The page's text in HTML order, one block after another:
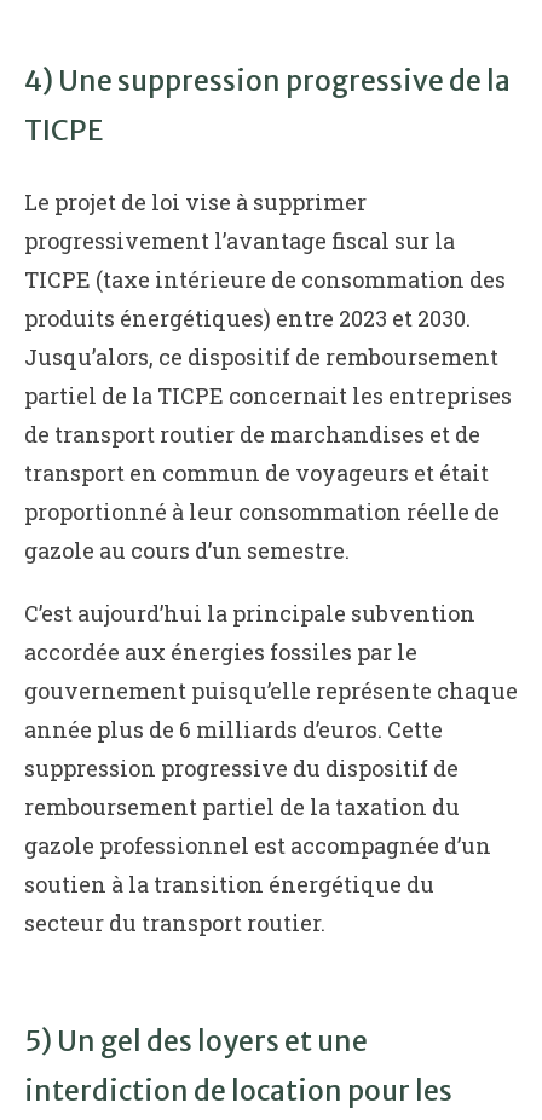
4) Une suppression progressive de la
TICPE
Le projet de loi vise à supprimer
progressivement l’avantage fiscal sur la
TICPE (taxe intérieure de consommation des
produits énergétiques) entre 2023 et 2030.
Jusqu’alors, ce dispositif de remboursement
partiel de la TICPE concernait les entreprises
de transport routier de marchandises et de
transport en commun de voyageurs et était
proportionné à leur consommation réelle de
gazole au cours d’un semestre.
C’est aujourd’hui la principale subvention
accordée aux énergies fossiles par le
gouvernement puisqu’elle représente chaque
année plus de 6 milliards d’euros. Cette
suppression progressive du dispositif de
remboursement partiel de la taxation du
gazole professionnel est accompagnée d’un
soutien à la transition énergétique du
secteur du transport routier.
5) Un gel des loyers et une
interdiction de location pour les